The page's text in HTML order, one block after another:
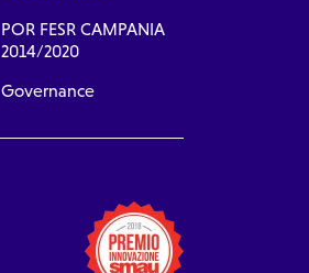
POR FESR CAMPANIA
2014/2020
Governance